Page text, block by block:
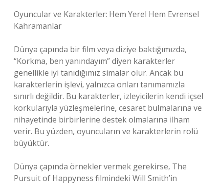
Oyuncular ve Karakterler: Hem Yerel Hem Evrensel
Kahramanlar
Dünya çapında bir film veya diziye baktığımızda,
“Korkma, ben yanındayım” diyen karakterler
genellikle iyi tanıdığımız simalar olur. Ancak bu
karakterlerin işlevi, yalnızca onları tanımamızla
sınırlı değildir. Bu karakterler, izleyicilerin kendi içsel
korkularıyla yüzleşmelerine, cesaret bulmalarına ve
nihayetinde birbirlerine destek olmalarına ilham
verir. Bu yüzden, oyuncuların ve karakterlerin rolü
büyüktür.
Dünya çapında örnekler vermek gerekirse, The
Pursuit of Happyness filmindeki Will Smith’in